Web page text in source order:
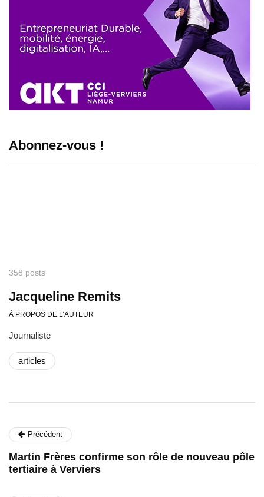
Abonnez-vous !
358 posts
Jacqueline Remits
À PROPOS DE L’AUTEUR
Journaliste
articles
Précédent
Martin Frères confirme son rôle de nouveau pôle
tertiaire à Verviers